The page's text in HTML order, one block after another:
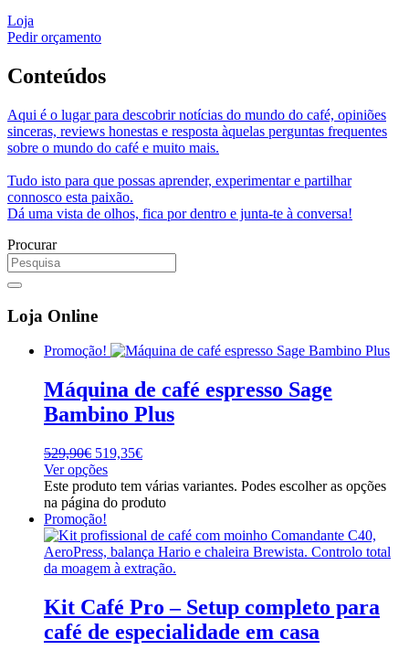
Loja
Pedir orçamento
Conteúdos
Aqui é o lugar para descobrir notícias do mundo do café, opiniões
sinceras, reviews honestas e resposta àquelas perguntas frequentes
sobre o mundo do café e muito mais.
Tudo isto para que possas aprender, experimentar e partilhar
connosco esta paixão.
Dá uma vista de olhos, fica por dentro e junta-te à conversa!
Procurar
Loja Online
Promoção!
Máquina de café espresso Sage
Bambino Plus
529,90€ 519,35€
Ver opções
Este produto tem várias variantes. Podes escolher as opções
na página do produto
Promoção!
Kit Café Pro – Setup completo para
café de especialidade em casa